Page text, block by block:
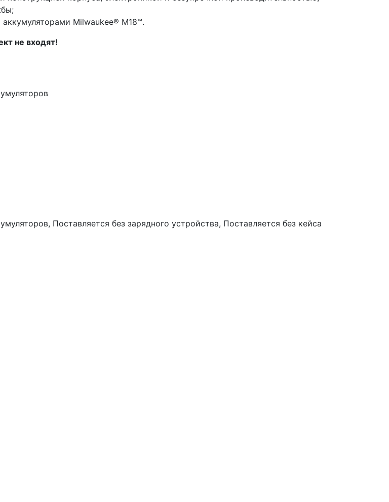
аккумуляторами Milwaukee® М18™.
не входят!
Поставляется без зарядного устройства, Поставляется без кейса